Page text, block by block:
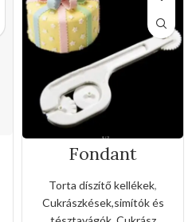
Fondant
eszköz(3féle
fogaskerékkel)
Torta díszítő kellékek,
Cukrászkések,simítók és